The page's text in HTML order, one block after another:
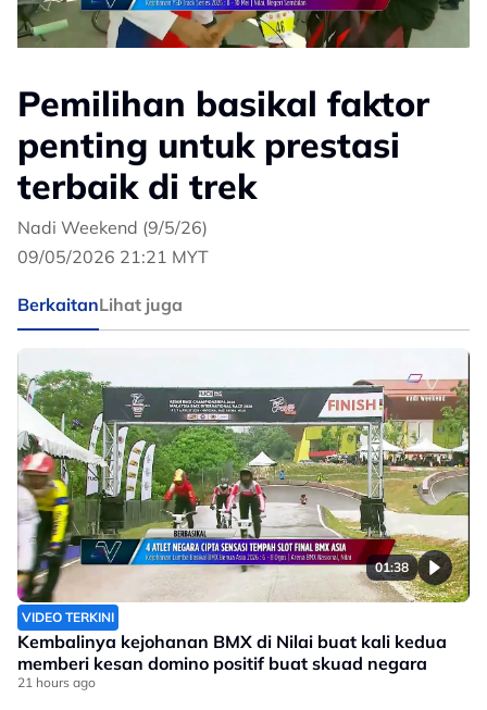
Pemilihan basikal faktor
penting untuk prestasi
terbaik di trek
Nadi Weekend (9/5/26)
09/05/2026 21:21 MYT
BerkaitanLihat juga
01:38
VIDEO TERKINI
Kembalinya kejohanan BMX di Nilai buat kali kedua
memberi kesan domino positif buat skuad negara
21 hours ago